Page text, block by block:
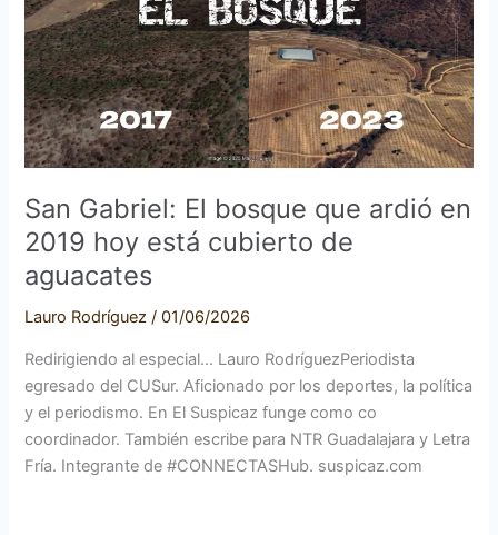
San Gabriel: El bosque que ardió en
2019 hoy está cubierto de
aguacates
Lauro Rodríguez/01/06/2026
Redirigiendo al especial… Lauro RodríguezPeriodista
egresado del CUSur. Aficionado por los deportes, la política
y el periodismo. En El Suspicaz funge como co
coordinador. También escribe para NTR Guadalajara y Letra
Fría. Integrante de #CONNECTASHub. suspicaz.com
bosque
que
ardió
en
2019
hoy
cubierto
de
aguacates